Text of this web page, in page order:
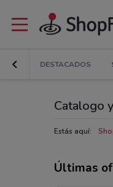
DESTACADOS
Catalogo
Estás aquí:
Últimas